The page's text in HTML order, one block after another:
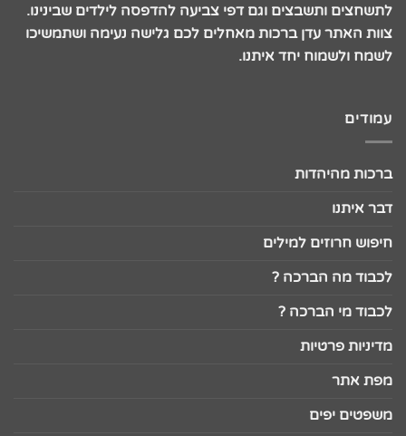
לתשחצים ותשבצים וגם דפי צביעה להדפסה לילדים שבינינו.
צוות האתר עדן ברכות מאחלים לכם גלישה נעימה ושתמשיכו
לשמח ולשמוח יחד איתנו.
עמודים
ברכות מהיהדות
דבר איתנו
חיפוש חרוזים למילים
לכבוד מה הברכה ?
לכבוד מי הברכה ?
מדיניות פרטיות
מפת אתר
משפטים יפים